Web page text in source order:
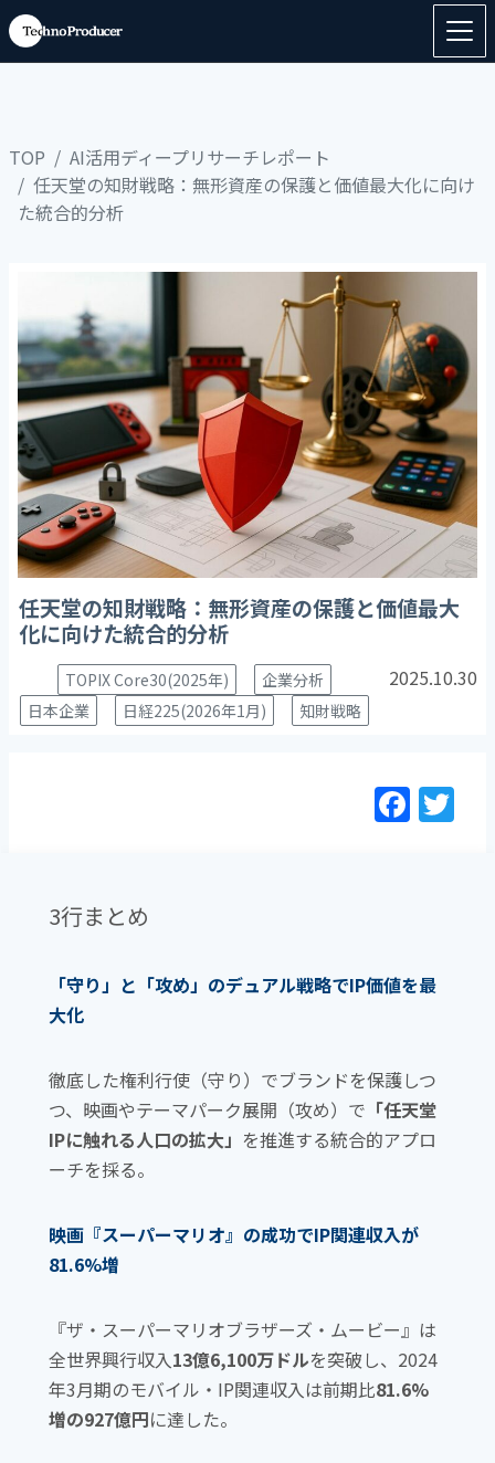
TOP
AI活用ディープリサーチレポート
任天堂の知財戦略：無形資産の保護と価値最大化に向け
た統合的分析
任天堂の知財戦略：無形資産の保護と価値最大
化に向けた統合的分析
TOPIX Core30(2025年)
企業分析
日本企業
日経225(2026年1月) 知財戦略
2025.10.30
F
a
o
o
3行まとめ
「守り」と「攻め」のデュアル戦略でIP価値を最
大化
徹底した権利行使（守り）でブランドを保護しつ
つ、映画やテーマパーク展開（攻め）で 「任天堂
IPに触れる人口の拡大」 を推進する統合的アプロ
ーチを採る。
映画『スーパーマリオ』の成功でIP関連収入が
81.6%増
『ザ・スーパーマリオブラザーズ・ムービー』は
全世界興行収入13億6,100万ドルを突破し、2024
年3月期のモバイル・IP関連収入は前期比81.6%
増の927億円に達した。